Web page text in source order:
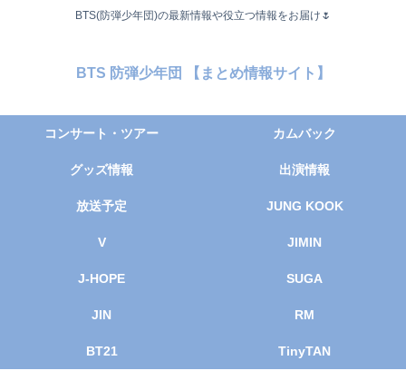
BTS(防弾少年団)の最新情報や役立つ情報をお届け🌷
BTS 防弾少年団 【まとめ情報サイト】
コンサート・ツアー カムバック
グッズ情報 出演情報
放送予定 JUNG KOOK
V JIMIN
J-HOPE SUGA
JIN RM
BT21 TinyTAN